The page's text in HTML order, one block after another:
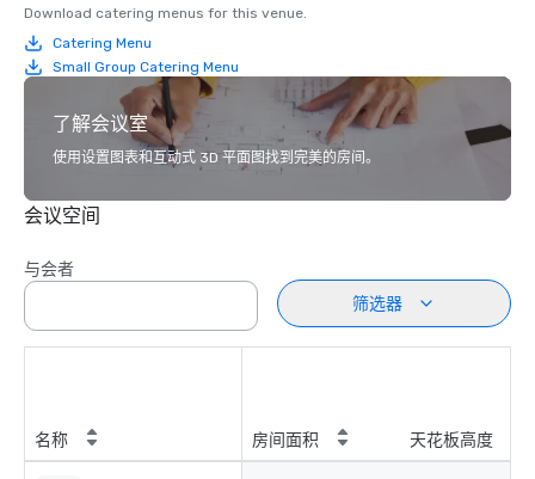
Download catering menus for this venue.
Catering Menu
Small Group Catering Menu
了解会议室
使用设置图表和互动式 3D 平面图找到完美的房间。
会议空间
与会者
筛选器
名称 房间面积 天花板高度